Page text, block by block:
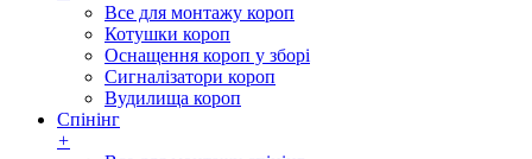
Все для монтажу короп
Котушки короп
Оснащення короп у зборі
Сигналізатори короп
Вудилища короп
Спінінг
+